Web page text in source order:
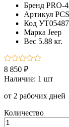
Бренд PRO-
Артикул
Код
Марка Jeep
Вес 5.88 кг.
8 850 ₽
Наличие: 1 шт
от 2 рабочих дней
Количество